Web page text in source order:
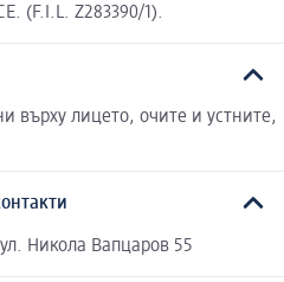
(F.I.L. Z283390/1).
върху лицето, очите и устните,
Никола Вапцаров 55